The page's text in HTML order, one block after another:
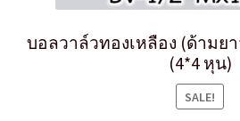
บอลวาล์วทองเหลือง (ด้ามยา
(4*4 หุน)
SALE!